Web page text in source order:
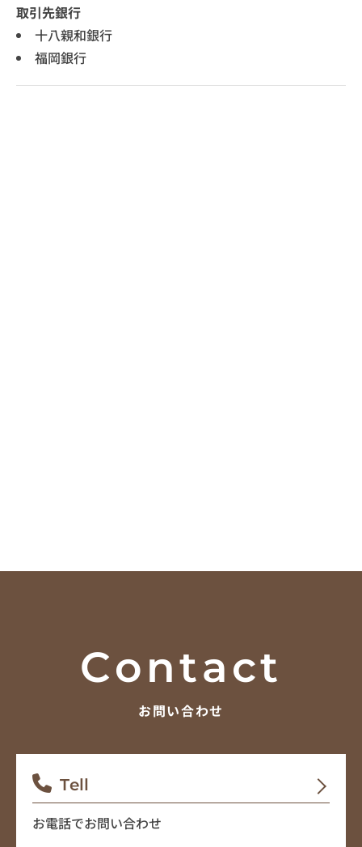
取引先銀行
十八親和銀行
福岡銀行
Contact
お問い合わせ
Tell
お電話でお問い合わせ